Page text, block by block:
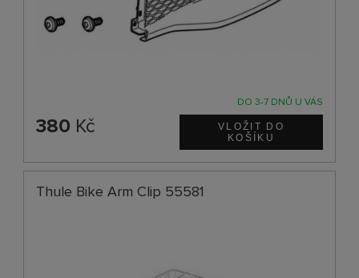
DO 3-7 DNŮ U VÁS
380 Kč
Thule Bike Arm Clip 55581